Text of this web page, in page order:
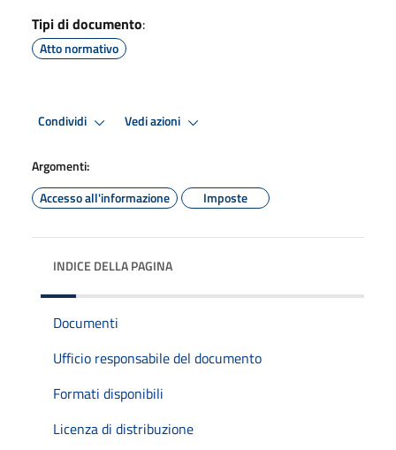
Tipi di documento:
Atto normativo
Condividi Vedi azioni
Argomenti:
Accesso all'informazione
Imposte
INDICE DELLA PAGINA
Documenti
Ufficio responsabile del documento
Formati disponibili
Licenza di distribuzione